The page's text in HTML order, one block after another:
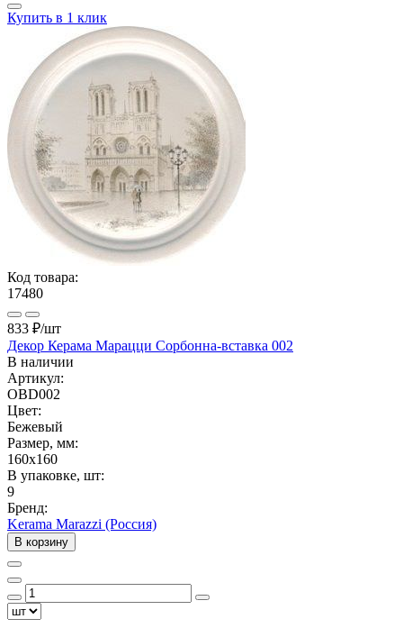
Купить в 1 клик
Код товара:
17480
833 ₽/шт
Декор Керама Марацци Сорбонна-вставка 002
В наличии
Артикул:
OBD002
Цвет:
Бежевый
Размер, мм:
160x160
В упаковке, шт:
9
Бренд:
Kerama Marazzi (Россия)
В корзину